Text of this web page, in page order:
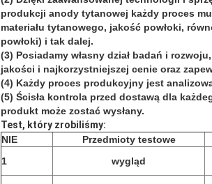
produkcji anody tytanowej każdy proces
materiału tytanowego, jakość powłoki,
powłoki) i tak dalej.
(3) Posiadamy własny dział badań i
jakości i najkorzystniejszej cenie oraz
(4) Każdy proces produkcyjny jest
(5) Ścisła kontrola przed dostawą dla
produkt może zostać wysłany.
Test, który zrobiliśmy:
NIE
Przedmioty testowe
1
wygląd